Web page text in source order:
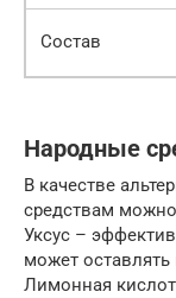
Состав
Народные
В качестве
средствам
Уксус –
может
Лимонная